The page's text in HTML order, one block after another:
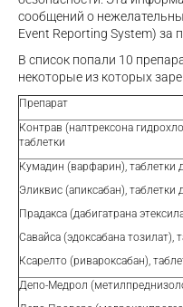
сообщений о
Event Reporting System) за
В список попали 10
некоторые из которых
Препарат
Контрав (налтрексона
таблетки
Кумадин (варфарин), таблетки
Эликвис (апиксабан), таблетки
Прадакса (дабигатрана
Савайса (эдоксабана тозилат),
Ксарелто (ривароксабан),
Депо-Медрол